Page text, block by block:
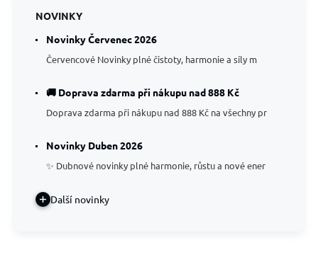
NOVINKY
Novinky Červenec 2026
Červencové Novinky plné čistoty, harmonie a síly m
🚚 Doprava zdarma při nákupu nad 888 Kč
Doprava zdarma při nákupu nad 888 Kč na všechny pr
Novinky Duben 2026
✨ Dubnové novinky plné harmonie, růstu a nové ener
Další novinky